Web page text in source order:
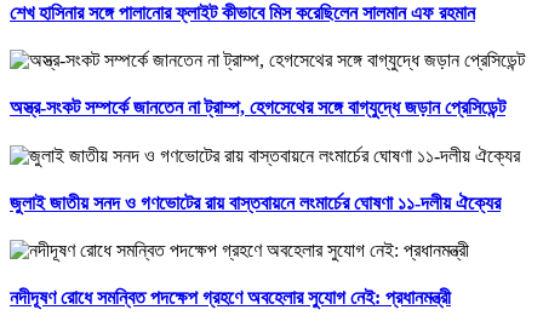
শেখ হাসিনার সঙ্গে পালানোর ফ্লাইট কীভাবে মিস করেছিলেন সালমান এফ রহমান
অস্ত্র-সংকট সম্পর্কে জানতেন না ট্রাম্প, হেগসেথের সঙ্গে বাগ্‌যুদ্ধে জড়ান প্রেসিডেন্ট
জুলাই জাতীয় সনদ ও গণভোটের রায় বাস্তবায়নে লংমার্চের ঘোষণা ১১-দলীয় ঐক্যের
নদীদূষণ রোধে সমন্বিত পদক্ষেপ গ্রহণে অবহেলার সুযোগ নেই: প্রধানমন্ত্রী